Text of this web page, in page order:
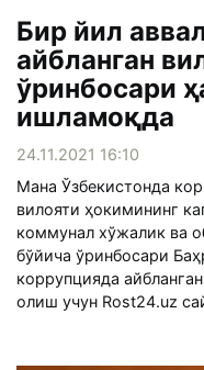
Бир йил
айбланган
ўринбосари
ишламоқда
24.11.2021 16:10
Мана Ўзбекистонда
вилояти ҳокимининг
коммунал хўжалик ва
бўйича ўринбосари
коррупцияда
олиш учун Rost24.uz